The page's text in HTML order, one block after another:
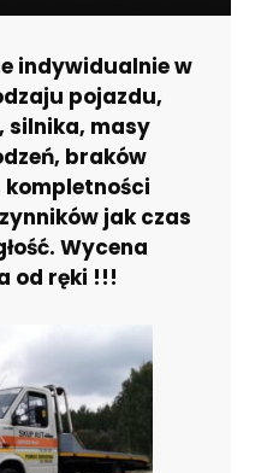
indywidualnie w
pojazdu,
silnika, masy
braków
jak czas
Wycena
od ręki !!!